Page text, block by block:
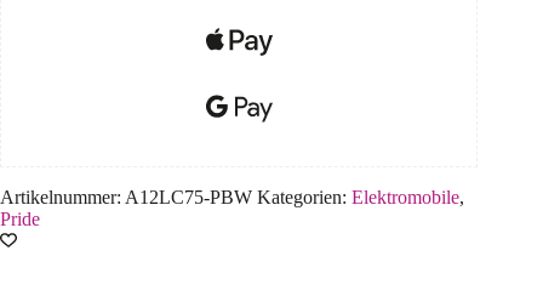
Artikelnummer: A12LC75-PBW Kategorien: Elektromobile,
Pride